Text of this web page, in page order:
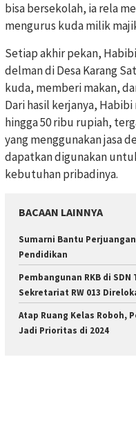
bisa bersekolah, ia rela
mengurus kuda milik
Setiap akhir pekan,
delman di Desa Karang
kuda, memberi makan,
Dari hasil kerjanya,
hingga 50 ribu rupiah,
yang menggunakan jasa
dapatkan digunakan
kebutuhan pribadinya.
BACAAN LAINNYA
Sumarni Bantu
Pendidikan
Pembangunan RKB di
Sekretariat RW 013
Atap Ruang Kelas Roboh,
Jadi Prioritas di 2024